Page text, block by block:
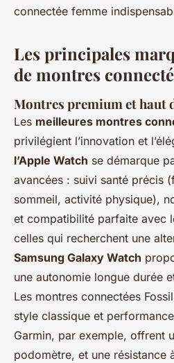
connectée femme
Les principales
de montres
Montres premium et haut
Les meilleures montres
privilégient l’innovation et
l’Apple Watch se démarque
avancées : suivi santé précis
sommeil, activité physique),
et compatibilité parfaite avec
celles qui recherchent une
Samsung Galaxy Watch
une autonomie longue durée
Les montres connectées
style classique et
Garmin, par exemple, offrent
podomètre, et une résistance